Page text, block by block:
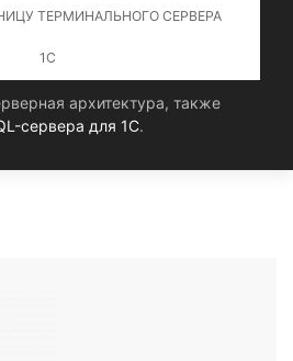
ТЕРМИНАЛЬНОГО СЕРВЕРА
1С
архитектура, также
сервера для 1С.